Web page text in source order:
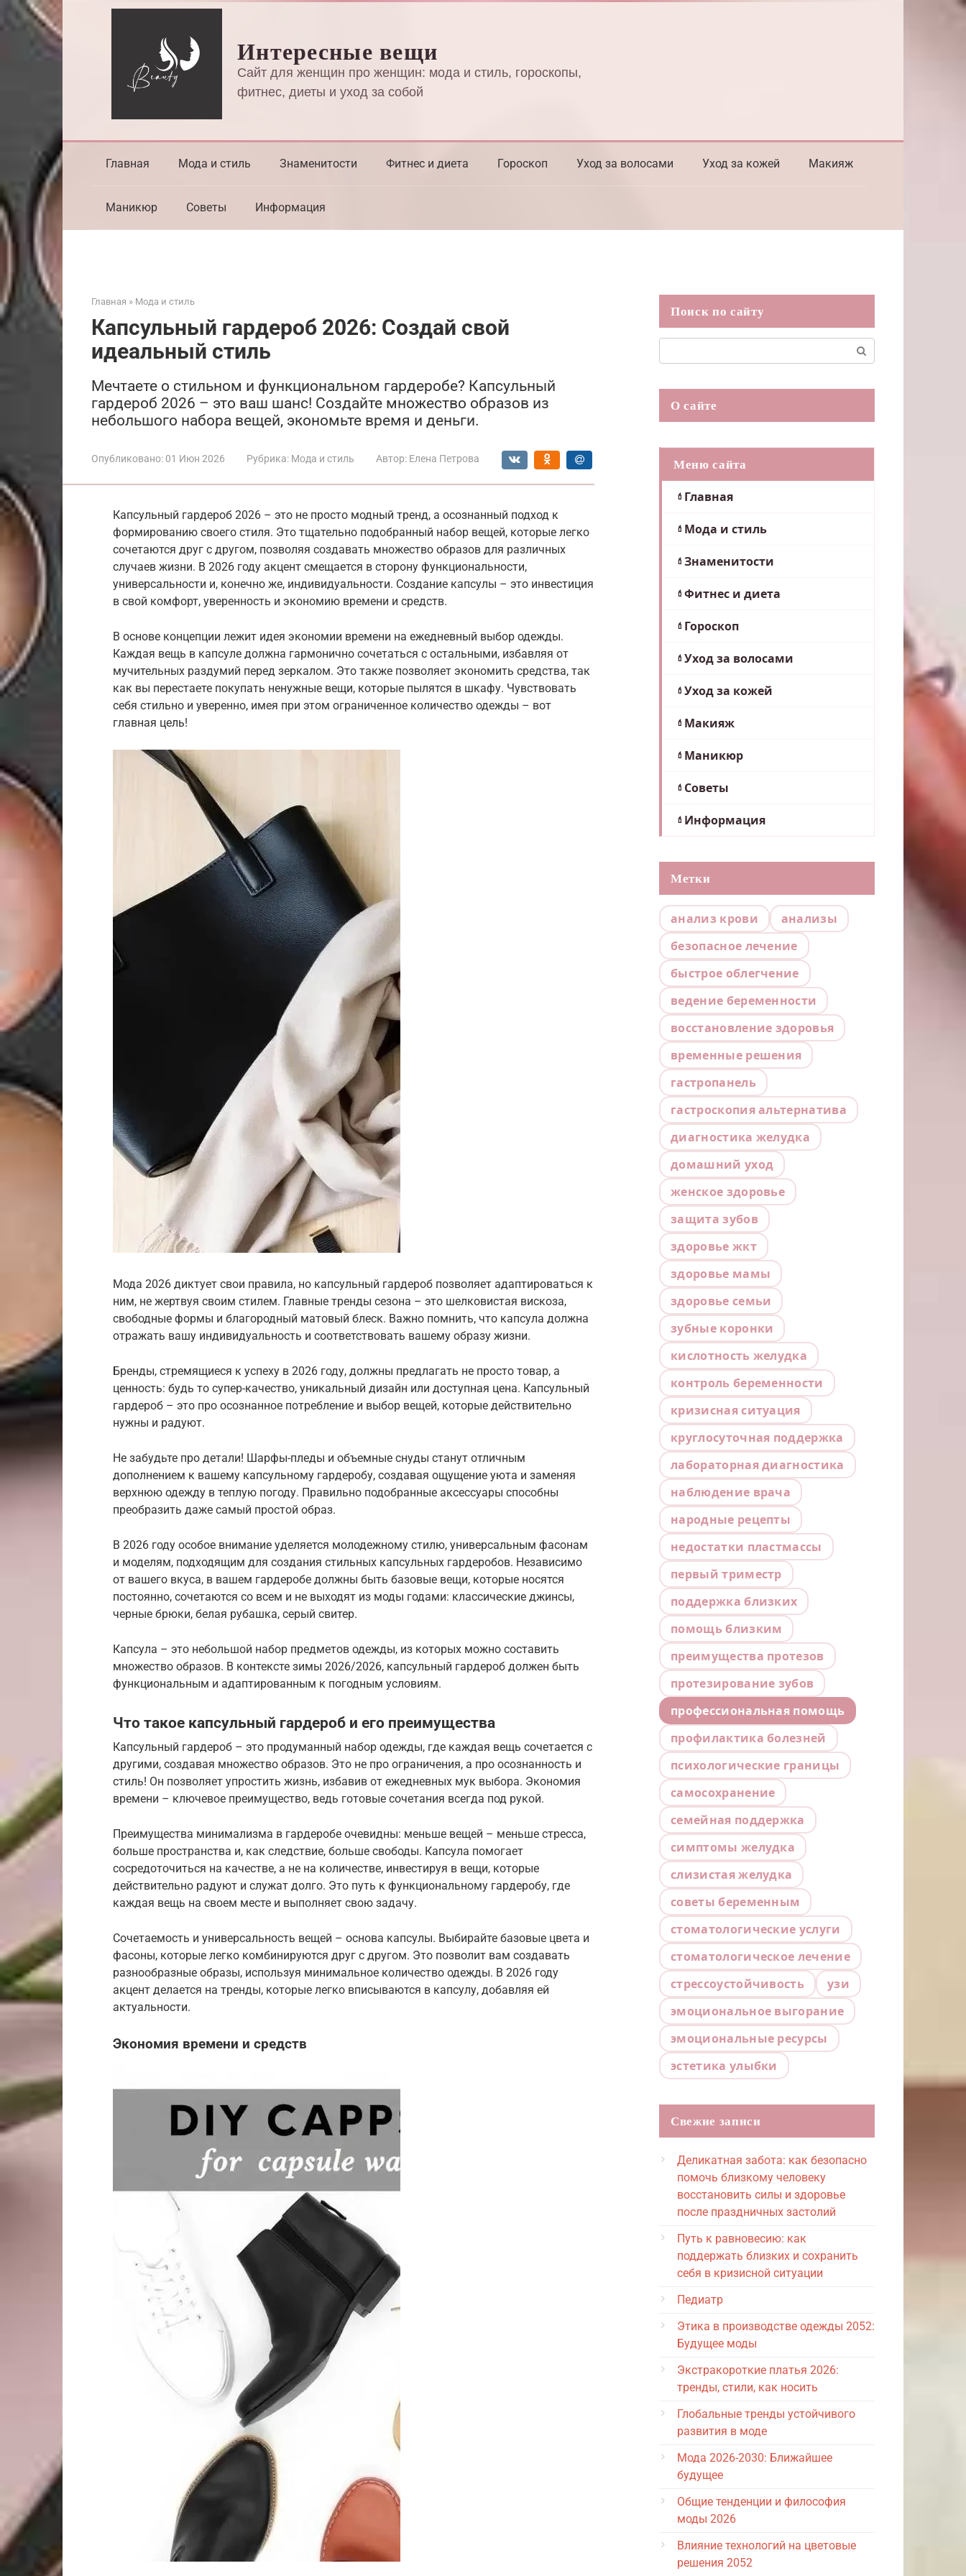
Перейти
к
контенту
Интересные вещи
Сайт для женщин про женщин: мода и стиль, гороскопы,
фитнес, диеты и уход за собой
Главная Мода и стиль Знаменитости Фитнес и диета Гороскоп Уход за волосами Уход за кожей Макияж
Маникюр Советы Информация
Главная » Мода и стиль
Капсульный гардероб 2026: Создай свой
идеальный стиль
Мечтаете о стильном и функциональном гардеробе? Капсульный
гардероб 2026 – это ваш шанс! Создайте множество образов из
небольшого набора вещей, экономьте время и деньги.
Опубликовано: 01 Июн 2026 Рубрика: Мода и стиль Автор: Елена Петрова
Капсульный гардероб 2026 – это не просто модный тренд, а осознанный подход к
формированию своего стиля. Это тщательно подобранный набор вещей, которые легко
сочетаются друг с другом, позволяя создавать множество образов для различных
случаев жизни. В 2026 году акцент смещается в сторону функциональности,
универсальности и, конечно же, индивидуальности. Создание капсулы – это инвестиция
в свой комфорт, уверенность и экономию времени и средств.
В основе концепции лежит идея экономии времени на ежедневный выбор одежды.
Каждая вещь в капсуле должна гармонично сочетаться с остальными, избавляя от
мучительных раздумий перед зеркалом. Это также позволяет экономить средства, так
как вы перестаете покупать ненужные вещи, которые пылятся в шкафу. Чувствовать
себя стильно и уверенно, имея при этом ограниченное количество одежды – вот
главная цель!
Мода 2026 диктует свои правила, но капсульный гардероб позволяет адаптироваться к
ним, не жертвуя своим стилем. Главные тренды сезона – это шелковистая вискоза,
свободные формы и благородный матовый блеск. Важно помнить, что капсула должна
отражать вашу индивидуальность и соответствовать вашему образу жизни.
Бренды, стремящиеся к успеху в 2026 году, должны предлагать не просто товар, а
ценность: будь то супер-качество, уникальный дизайн или доступная цена. Капсульный
гардероб – это про осознанное потребление и выбор вещей, которые действительно
нужны и радуют.
Не забудьте про детали! Шарфы-пледы и объемные снуды станут отличным
дополнением к вашему капсульному гардеробу, создавая ощущение уюта и заменяя
верхнюю одежду в теплую погоду. Правильно подобранные аксессуары способны
преобразить даже самый простой образ.
В 2026 году особое внимание уделяется молодежному стилю, универсальным фасонам
и моделям, подходящим для создания стильных капсульных гардеробов. Независимо
от вашего вкуса, в вашем гардеробе должны быть базовые вещи, которые носятся
постоянно, сочетаются со всем и не выходят из моды годами: классические джинсы,
черные брюки, белая рубашка, серый свитер.
Капсула – это небольшой набор предметов одежды, из которых можно составить
множество образов. В контексте зимы 2026/2026, капсульный гардероб должен быть
функциональным и адаптированным к погодным условиям.
Что такое капсульный гардероб и его преимущества
Капсульный гардероб – это продуманный набор одежды, где каждая вещь сочетается с
другими, создавая множество образов. Это не про ограничения, а про осознанность и
стиль! Он позволяет упростить жизнь, избавив от ежедневных мук выбора. Экономия
времени – ключевое преимущество, ведь готовые сочетания всегда под рукой.
Преимущества минимализма в гардеробе очевидны: меньше вещей – меньше стресса,
больше пространства и, как следствие, больше свободы. Капсула помогает
сосредоточиться на качестве, а не на количестве, инвестируя в вещи, которые
действительно радуют и служат долго. Это путь к функциональному гардеробу, где
каждая вещь на своем месте и выполняет свою задачу.
Сочетаемость и универсальность вещей – основа капсулы. Выбирайте базовые цвета и
фасоны, которые легко комбинируются друг с другом. Это позволит вам создавать
разнообразные образы, используя минимальное количество одежды. В 2026 году
акцент делается на тренды, которые легко вписываются в капсулу, добавляя ей
актуальности.
Экономия времени и средств
Поиск по сайту
О сайте
Меню сайта
Главная
Мода и стиль
Знаменитости
Фитнес и диета
Гороскоп
Уход за волосами
Уход за кожей
Макияж
Маникюр
Советы
Информация
Метки
анализ крови
анализы
безопасное лечение
быстрое облегчение
ведение беременности
восстановление здоровья
временные решения
гастропанель
гастроскопия альтернатива
диагностика желудка
домашний уход
женское здоровье
защита зубов
здоровье жкт
здоровье мамы
здоровье семьи
зубные коронки
кислотность желудка
контроль беременности
кризисная ситуация
круглосуточная поддержка
лабораторная диагностика
наблюдение врача
народные рецепты
недостатки пластмассы
первый триместр
поддержка близких
помощь близким
преимущества протезов
протезирование зубов
профессиональная помощь
профилактика болезней
психологические границы
самосохранение
семейная поддержка
симптомы желудка
слизистая желудка
советы беременным
стоматологические услуги
стоматологическое лечение
стрессоустойчивость
узи
эмоциональное выгорание
эмоциональные ресурсы
эстетика улыбки
Свежие записи
Деликатная забота: как безопасно
помочь близкому человеку
восстановить силы и здоровье
после праздничных застолий
Путь к равновесию: как
поддержать близких и сохранить
себя в кризисной ситуации
Педиатр
Этика в производстве одежды 2052:
Будущее моды
Экстракороткие платья 2026:
тренды, стили, как носить
Глобальные тренды устойчивого
развития в моде
Мода 2026-2030: Ближайшее
будущее
Общие тенденции и философия
моды 2026
Влияние технологий на цветовые
решения 2052